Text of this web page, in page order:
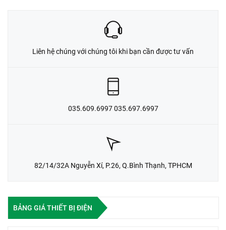
Liên hệ chúng với chúng tôi khi bạn cần được tư vấn
035.609.6997 035.697.6997
82/14/32A Nguyễn Xí, P.26, Q.Bình Thạnh, TPHCM
BẢNG GIÁ THIẾT BỊ ĐIỆN